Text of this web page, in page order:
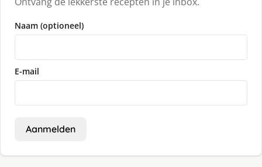
Naam (optioneel)
E-mail
Aanmelden